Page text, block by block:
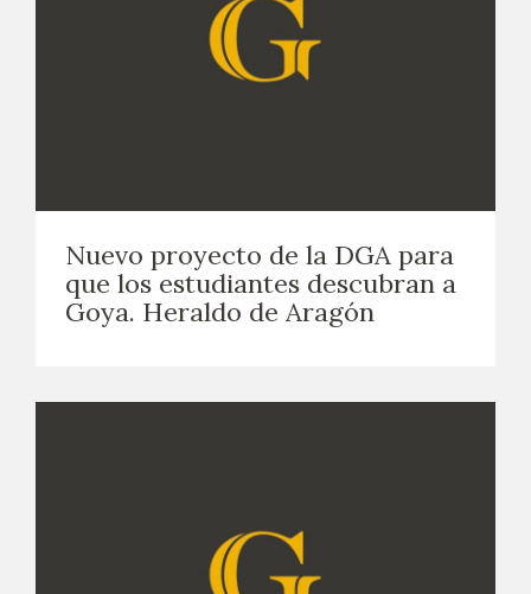
Nuevo proyecto de la DGA para
que los estudiantes descubran a
Goya. Heraldo de Aragón